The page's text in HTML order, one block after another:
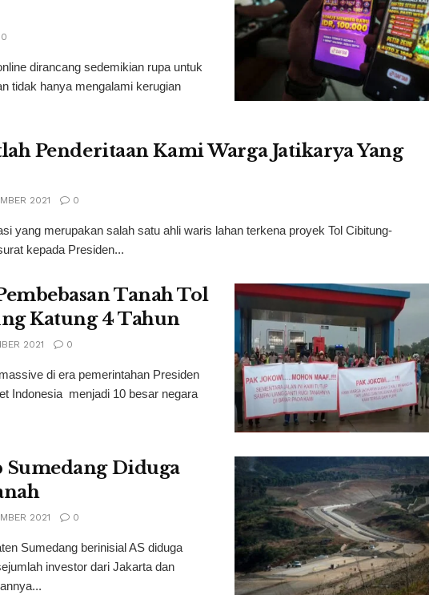
0
dirancang sedemikian rupa untuk
tidak hanya mengalami kerugian
Penderitaan Kami Warga Jatikarya Yang
2021 0
yang merupakan salah satu ahli waris lahan terkena proyek Tol Cibitung-
kepada Presiden...
Tanah Tol
Katung 4 Tahun
2021 0
di era pemerintahan Presiden
Indonesia menjadi 10 besar negara
Sumedang Diduga
2021 0
Sumedang berinisial AS diduga
investor dari Jakarta dan